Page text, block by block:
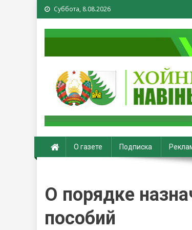
Суббота, 8.08.2026
Хойники.
О газете Подписка
О порядке
пособий